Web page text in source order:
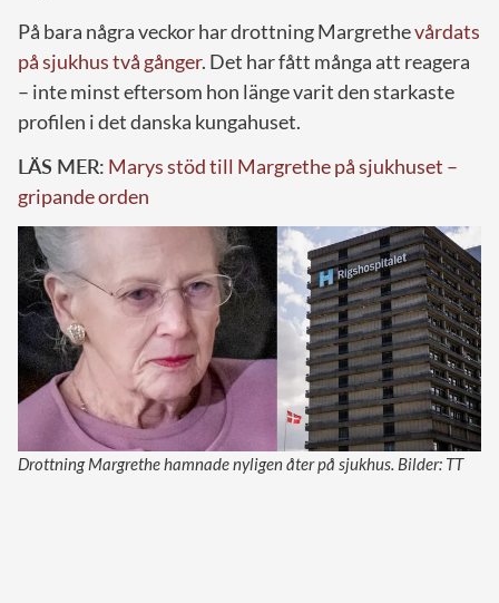
På bara några veckor har drottning Margrethevårdats
på sjukhus två gånger. Det har fått många att reagera
– inte minst eftersom hon länge varit den starkaste
profilen i det danska kungahuset.
LÄS MER: Marys stöd till Margrethe på sjukhuset –
gripande orden
Drottning Margrethe hamnade nyligen åter på sjukhus. Bilder: TT